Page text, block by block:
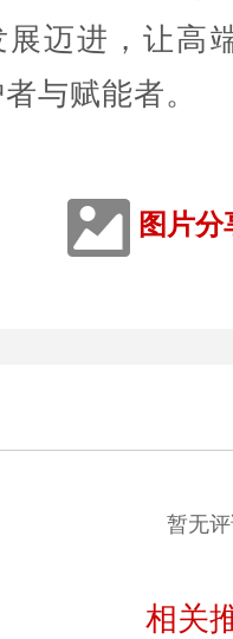
展迈进，让高
与赋能者。
图片分
暂无
相关